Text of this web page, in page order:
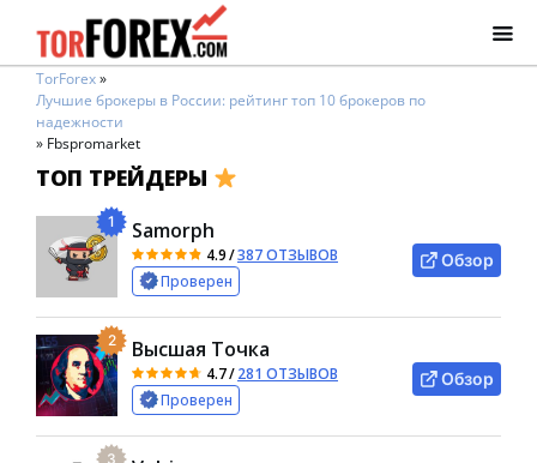
TorForex»
Лучшие брокеры в России: рейтинг топ 10 брокеров по
надежности
» Fbspromarket
ТОП ТРЕЙДЕРЫ
1 Samorph
4.9/387 ОТЗЫВОВ
Проверен
Обзор
2 Высшая Точка
4.7/281 ОТЗЫВОВ
Проверен
Обзор
3